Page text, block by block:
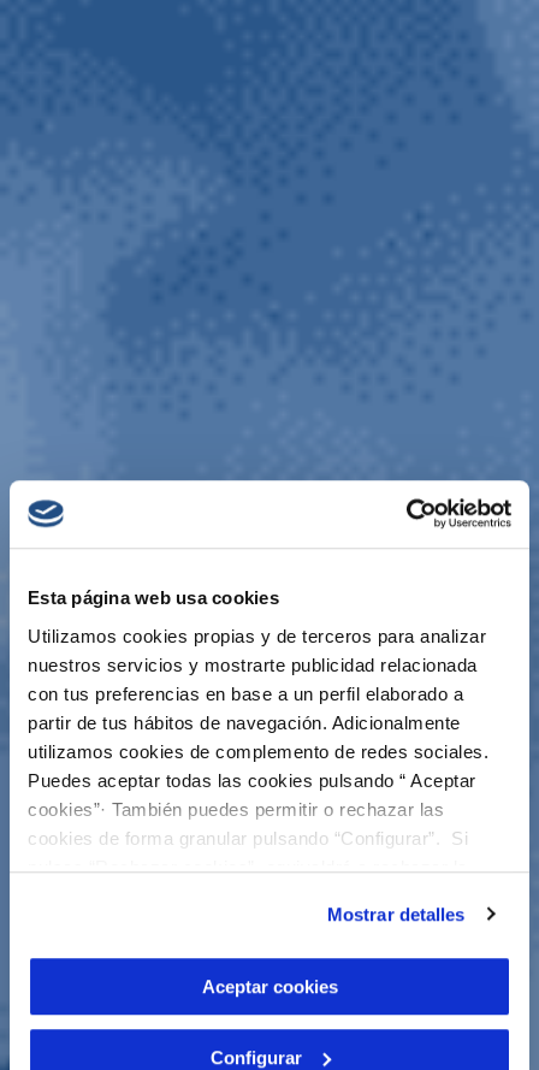
Esta página web usa cookies
Utilizamos cookies propias y de terceros para analizar
nuestros servicios y mostrarte publicidad relacionada
con tus preferencias en base a un perfil elaborado a
partir de tus hábitos de navegación. Adicionalmente
utilizamos cookies de complemento de redes sociales.
Puedes aceptar todas las cookies pulsando “ Aceptar
cookies”· También puedes permitir o rechazar las
cookies de forma granular pulsando “Configurar”. Si
pulsas “Rechazar cookies”, equivaldrá a rechazar la
son indispensables para que el sitio web funcione y que
por tanto no se pueden desactivar. Puedes consultar
más información en nuestraPolítica de Cookies
Mostrar detalles
Aceptar cookies
Configurar